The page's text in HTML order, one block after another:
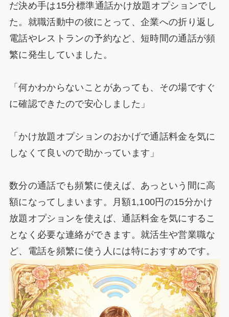
だ決め手は15分標準通話かけ放題オプションでし
た。就職活動中の彼にとって、企業への折り返し
電話やレストランの予約など、短時間の通話が頻
繁に発生していました。
「何かわからないことがあっても、その場ですぐ
に確認できたので安心しました」
「かけ放題オプションのおかげで通話料金を気に
しなくて良いので助かっています」
数分の通話でも頻繁に使えば、あっという間に高
額になってしまいます。月額1,100円の15分かけ
放題オプションを使えば、通話料金を気にするこ
となく必要な連絡ができます。就活生や営業職な
ど、電話を頻繁に使う人には特におすすめです。